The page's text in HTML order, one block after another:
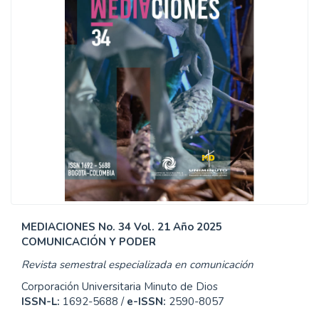
MEDIACIONES No. 34 Vol. 21 Año 2025
COMUNICACIÓN Y PODER
Revista semestral especializada en comunicación
Corporación Universitaria Minuto de Dios
ISSN-L: 1692-5688 / e-ISSN: 2590-8057